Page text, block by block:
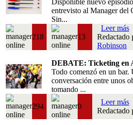
Disponible nuevo
entrevisto al Manager del
Sin...
218 13
Leer más
Redactado
Robinson
DEBATE: Ticketing en
Todo comenzó en un bar.
conversación entre unos
tomando ...
294 0
Leer más
Redactado